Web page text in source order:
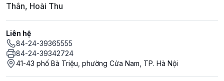
Thân, Hoài Thu
Liên hệ
84-24-39365555
84-24-39342724
41-43 phố Bà Triệu, phường Cửa Nam, TP. Hà Nội